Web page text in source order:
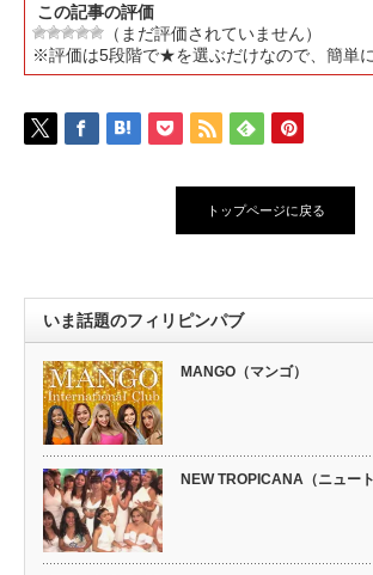
この記事の評価
（まだ評価されていません）
※評価は5段階で★を選ぶだけなので、簡単に
トップページに戻る
いま話題のフィリピンパブ
MANGO（マンゴ）
NEW TROPICANA（ニュー